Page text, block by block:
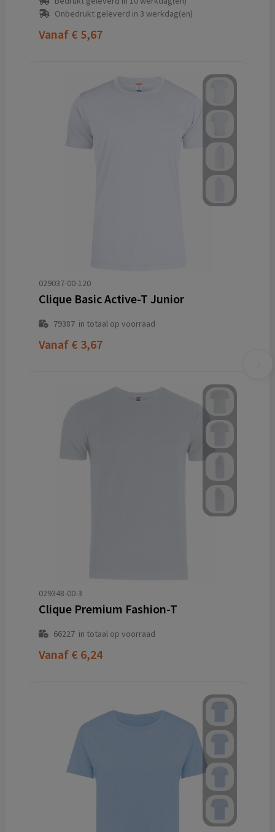
Onbedrukt geleverd in 3 werkdag(en)
Vanaf € 5,67
029037-00-120
Clique Basic Active-T Junior
79387in totaal op voorraad
Vanaf € 3,67
029348-00-3
Clique Premium Fashion-T
66227in totaal op voorraad
Vanaf € 6,24